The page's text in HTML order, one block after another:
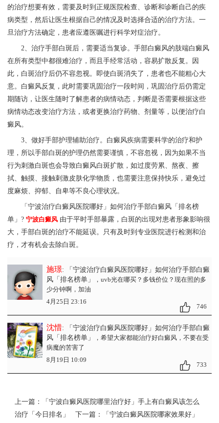
的治疗想要有效，需要及时到正规医院检查、诊断和诊断自己的疾
病类型，然后让医生根据自己的情况及时选择合适的治疗方法。一
旦治疗方法确定，患者应遵医嘱进行科学对症治疗。
2、治疗手部白斑后，需要适当复诊。手部白癜风的肢端白癜风
在所有类型中都很难治疗，而且手经常活动，容易扩散反复。因
此，白斑治疗后仍不容忽视。即使白斑消失了，患者也不能粗心大
意。白癜风反复，此时需要巩固治疗一段时间，巩固治疗后仍需定
期随访，让医生随时了解患者的病情动态，判断是否需要根据这些
病情动态改变治疗方法，或者更换治疗药物、剂量等，以便治疗白
癜风。
3、做好手部护理辅助治疗。白癜风疾病需要科学的治疗和护
理，所以手部白斑的护理仍然需要谨慎，不容忽视，因为如果不当
行为刺激白斑也会导致白癜风白斑扩散，如过度劳累、熬夜、擦
拭、触摸、接触刺激皮肤化学物质，也需要注意保持快乐，避免过
度麻烦、抑郁、自卑等不良心理状况。
「宁波治疗白癜风医院哪好」如何治疗手部白癜风「排名榜
单」? 宁波白癜风 由于平时手部暴露，白斑的出现对患者形象影响很
大，手部白斑的治疗不能延误。只有及时到专业医院进行检测和治
疗，才有机会去除白斑。
施璟: 「宁波治疗白癜风医院哪好」如何治疗手部白癜
风「排名榜单」
，uvb光在哪买？多钱价位？现在照的多
少分钟啊，加油
4月25日 23:16
746
沈惜: 「宁波治疗白癜风医院哪好」如何治疗手部白癜
风「排名榜单」
，希望大家都能治疗好白癜风，不要在受
病魔的苦害了
8月19日 10:09
733
上一篇：
「宁波白癜风医院哪里治疗好」手上有白癜风该怎么
治疗「今日排名」
下一篇：
「宁波白癜风医院哪家效果好」